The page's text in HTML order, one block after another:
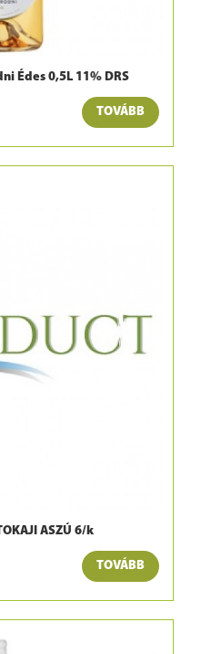
Édes 0,5L 11% DRS
TOVÁBB
ASZÚ 6/k
TOVÁBB